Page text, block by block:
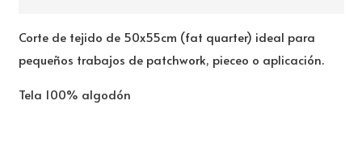
Corte de tejido de 50x55cm (fat quarter) ideal para
pequeños trabajos de patchwork, pieceo o aplicación.
Tela 100% algodón